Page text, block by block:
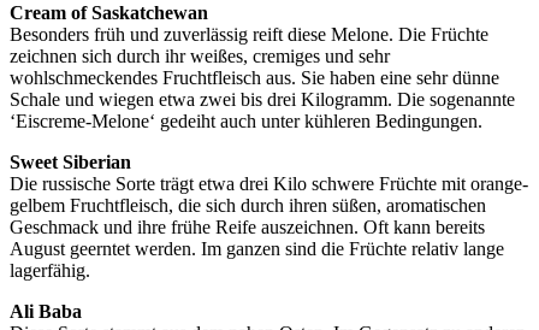
Cream of Saskatchewan
Besonders früh und zuverlässig reift diese Melone. Die Früchte
zeichnen sich durch ihr weißes, cremiges und sehr
wohlschmeckendes Fruchtfleisch aus. Sie haben eine sehr dünne
Schale und wiegen etwa zwei bis drei Kilogramm. Die sogenannte
‘Eiscreme-Melone‘ gedeiht auch unter kühleren Bedingungen.
Sweet Siberian
Die russische Sorte trägt etwa drei Kilo schwere Früchte mit orange-
gelbem Fruchtfleisch, die sich durch ihren süßen, aromatischen
Geschmack und ihre frühe Reife auszeichnen. Oft kann bereits
August geerntet werden. Im ganzen sind die Früchte relativ lange
lagerfähig.
Ali Baba